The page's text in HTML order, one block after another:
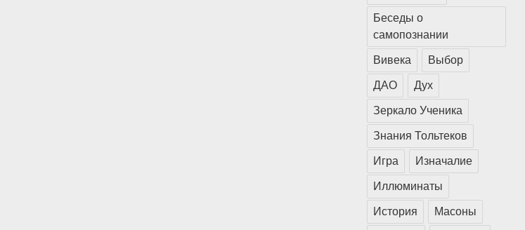
Беседы о
самопознании
Вивека Выбор
ДАО Дух
Зеркало Ученика
Знания Тольтеков
Игра Изначалие
Иллюминаты
История Масоны